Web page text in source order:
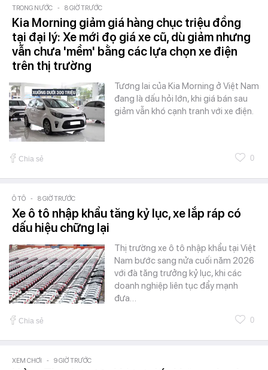
TRONG NƯỚC - 8 GIỜ TRƯỚC
Kia Morning giảm giá hàng chục triệu đồng
tại đại lý: Xe mới đọ giá xe cũ, dù giảm nhưng
vẫn chưa 'mềm' bằng các lựa chọn xe điện
trên thị trường
Tương lai của Kia Morning ở Việt Nam
đang là dấu hỏi lớn, khi giá bán sau
giảm vẫn khó cạnh tranh với xe điện.
Chia sẻ 0
Ô TÔ - 8 GIỜ TRƯỚC
Xe ô tô nhập khẩu tăng kỷ lục, xe lắp ráp có
dấu hiệu chững lại
Thị trường xe ô tô nhập khẩu tại Việt
Nam bước sang nửa cuối năm 2026
với đà tăng trưởng kỷ lục, khi các
doanh nghiệp liên tục đẩy mạnh
đưa…
Chia sẻ 0
XEM CHƠI - 9 GIỜ TRƯỚC